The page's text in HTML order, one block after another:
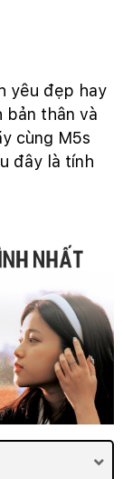
yêu đẹp hay
bản thân và
cùng M5s
đây là tính